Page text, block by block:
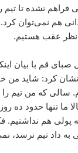
فراهم نشده تا
هم نمی‌توان
نظر عقب هستیم.
قم با بیان
کرد: شاید من
سالی که من تیم
ما تنها حدود ده
پولی هم
به داد تیم نرسد،